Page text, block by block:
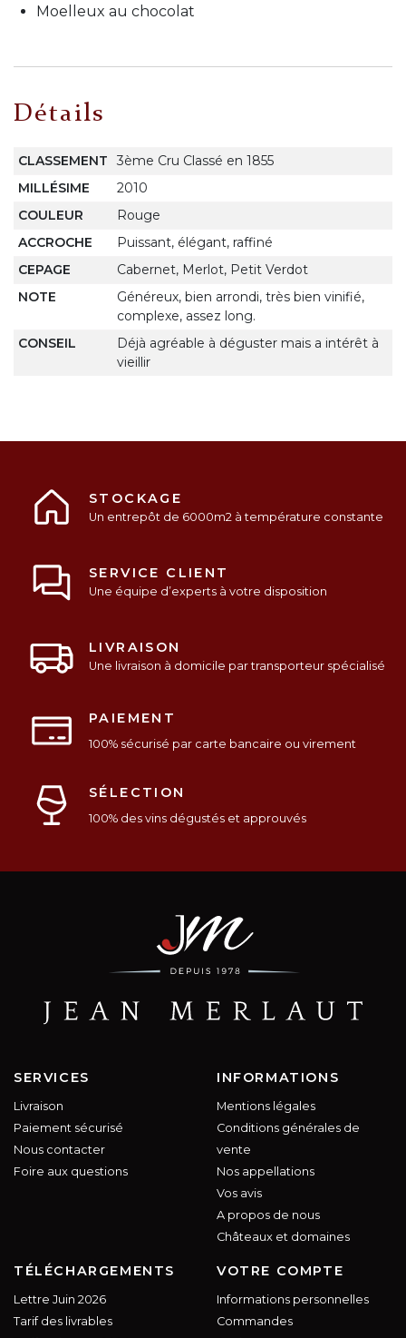
Moelleux au chocolat
Détails
CLASSEMENT 3ème Cru Classé en 1855
MILLÉSIME
2010
COULEUR
Rouge
ACCROCHE
Puissant, élégant, raffiné
CEPAGE
Cabernet, Merlot, Petit Verdot
NOTE
Généreux, bien arrondi, très bien vinifié,
complexe, assez long.
CONSEIL
Déjà agréable à déguster mais a intérêt à
vieillir
STOCKAGE
Un entrepôt de 6000m2 à température constante
SERVICE CLIENT
Une équipe d’experts à votre disposition
LIVRAISON
Une livraison à domicile par transporteur spécialisé
PAIEMENT
100% sécurisé par carte bancaire ou virement
SÉLECTION
100% des vins dégustés et approuvés
SERVICES
Livraison
Paiement sécurisé
Nous contacter
Foire aux questions
INFORMATIONS
Mentions légales
Conditions générales de
vente
Nos appellations
Vos avis
A propos de nous
Châteaux et domaines
TÉLÉCHARGEMENTS
Lettre Juin 2026
Tarif des livrables
VOTRE COMPTE
Informations personnelles
Commandes